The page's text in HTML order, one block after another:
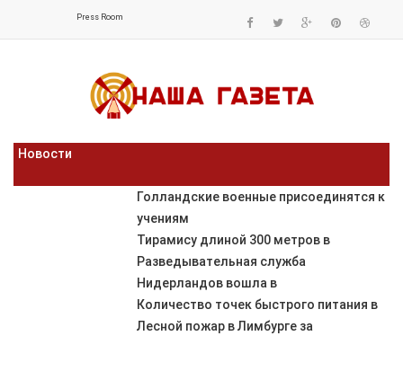
Press Room
Новости
Голландские военные присоединятся к
учениям
Тирамису длиной 300 метров в
Разведывательная служба
Нидерландов вошла в
Количество точек быстрого питания в
Лесной пожар в Лимбурге за